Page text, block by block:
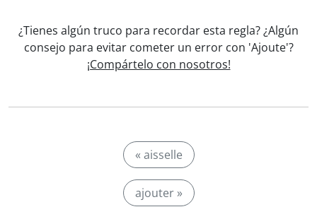
¿Tienes algún truco para recordar esta regla? ¿Algún
consejo para evitar cometer un error con 'Ajoute'?
¡Compártelo con nosotros!
« aisselle
ajouter »